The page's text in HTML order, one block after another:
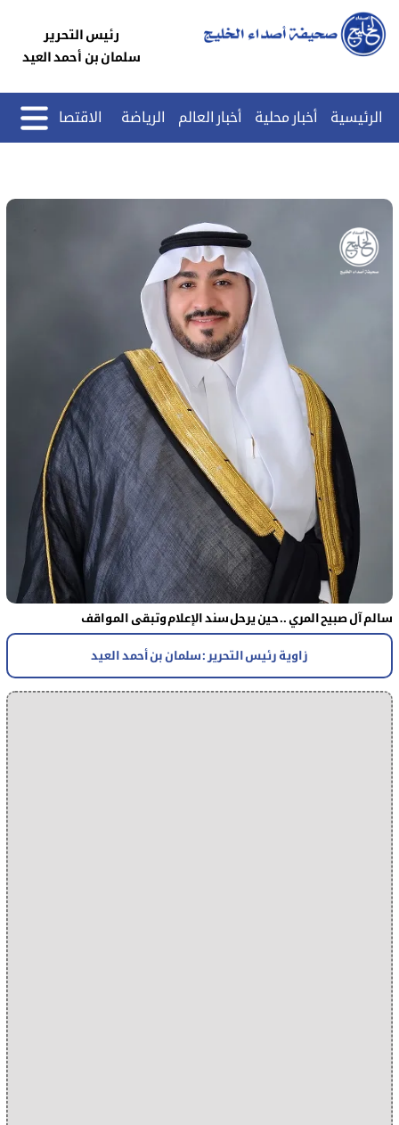
رئيس التحرير
سلمان بن أحمد العيد
الرئيسية أخبار محلية أخبار العالم الرياضة الاقتصاد
سالم آل صبيح المري .. حين يرحل سند الإعلام وتبقى المواقف
زاوية رئيس التحرير : سلمان بن أحمد العيد